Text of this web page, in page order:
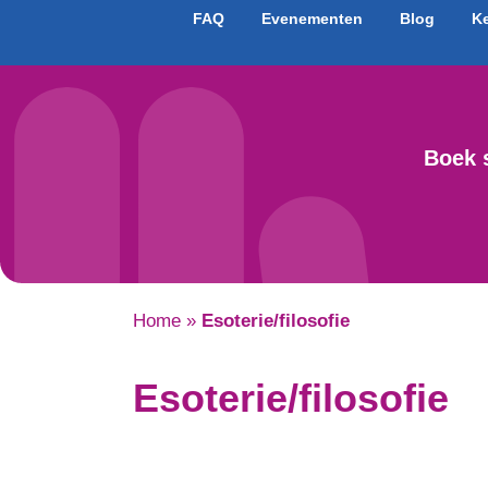
FAQ Evenementen Blog
Boek
Home » Esoterie/filosofie
Esoterie/filosofie